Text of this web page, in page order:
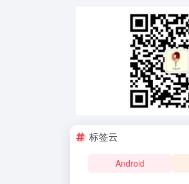
标签云
Android